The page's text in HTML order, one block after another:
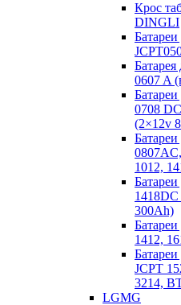
Крос
DINGLI
0607 A
0708
(2×12v
1012,
300Ah)
1412,
JCPT
3214,
LGMG